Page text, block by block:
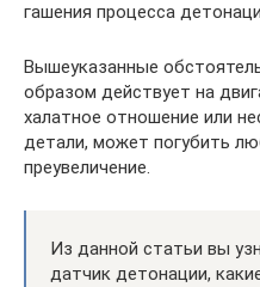
гашения процесса
Вышеуказанные
образом действует на
халатное отношение или
детали, может погубить
преувеличение.
Из данной статьи вы
датчик детонации,